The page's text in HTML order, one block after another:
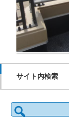
サイト内検索
検
索: